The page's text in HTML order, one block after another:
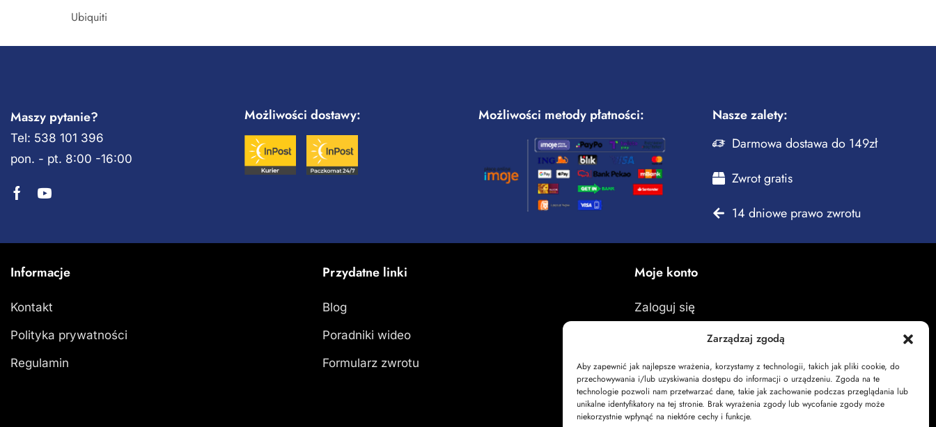
Zarządzaj zgodą
Aby zapewnić jak najlepsze wrażenia, korzystamy z technologii, takich jak pliki cookie, do
przechowywania i/lub uzyskiwania dostępu do informacji o urządzeniu. Zgoda na te
technologie pozwoli nam przetwarzać dane, takie jak zachowanie podczas przeglądania lub
unikalne identyfikatory na tej stronie. Brak wyrażenia zgody lub wycofanie zgody może
niekorzystnie wpłynąć na niektóre cechy i funkcje.
Ubiquiti
Maszy pytanie?
Tel: 538 101 396
pon. - pt. 8:00 -16:00
Możliwości dostawy: Możliwości metody płatności:
Nasze zalety:
Darmowa dostawa do 149zł
Zwrot gratis
14 dniowe prawo zwrotu
Informacje
Kontakt
Polityka prywatności
Regulamin
Przydatne linki
Blog
Poradniki wideo
Formularz zwrotu
Moje konto
Zaloguj się
Moje zamówienia
Koszyk